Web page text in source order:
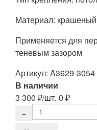
Материал:
Применяется для
теневым зазором
Артикул: A3629-3054
В наличии
3 300 ₽/шт. 0 ₽